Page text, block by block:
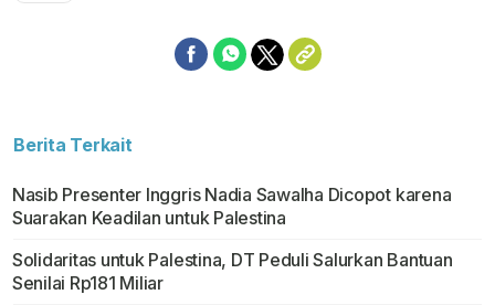
Berita Terkait
Nasib Presenter Inggris Nadia Sawalha Dicopot karena
Suarakan Keadilan untuk Palestina
Solidaritas untuk Palestina, DT Peduli Salurkan Bantuan
Senilai Rp181 Miliar